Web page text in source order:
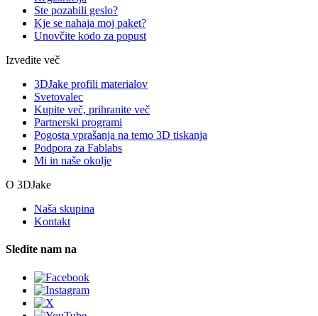
Ste pozabili geslo?
Kje se nahaja moj paket?
Unovčite kodo za popust
Izvedite več
3DJake profili materialov
Svetovalec
Kupite več, prihranite več
Partnerski programi
Pogosta vprašanja na temo 3D tiskanja
Podpora za Fablabs
Mi in naše okolje
O 3DJake
Naša skupina
Kontakt
Sledite nam na